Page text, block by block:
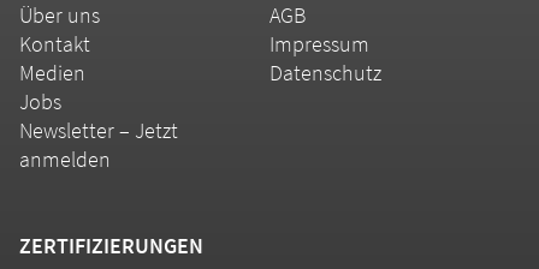
Über uns
Kontakt
Medien
Jobs
Newsletter – Jetzt
anmelden
AGB
Impressum
Datenschutz
ZERTIFIZIERUNGEN